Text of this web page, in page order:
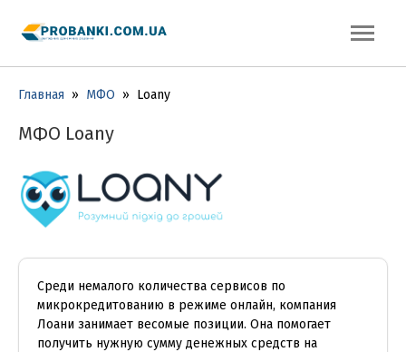
Главная » МФО » Loany
МФО Loany
Среди немалого количества сервисов по
микрокредитованию в режиме онлайн, компания
Лоани занимает весомые позиции. Она помогает
получить нужную сумму денежных средств на